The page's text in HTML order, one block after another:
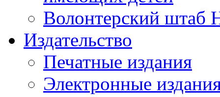
Волонтерский штаб
Издательство
Печатные издания
Электронные